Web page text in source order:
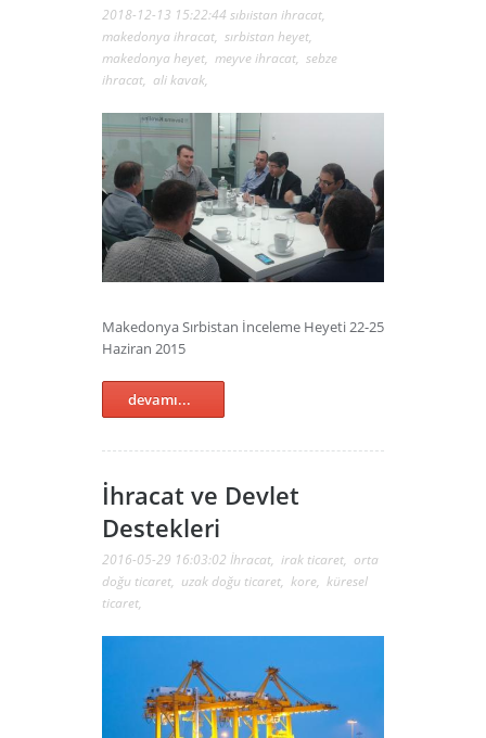
2018-12-13 15:22:44 sıbıistan ihracat,
makedonya ihracat, sırbistan heyet,
makedonya heyet, meyve ihracat, sebze
ihracat, ali kavak,
Makedonya Sırbistan İnceleme Heyeti 22-25
Haziran 2015
devamı...
İhracat ve Devlet
Destekleri
2016-05-29 16:03:02 İhracat, irak ticaret, orta
doğu ticaret, uzak doğu ticaret, kore, küresel
ticaret,